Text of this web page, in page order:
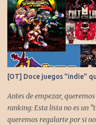
[OT] Doce juegos "indie"
Antes de empezar,
ranking: Esta lista no es un
queremos regalarte por si